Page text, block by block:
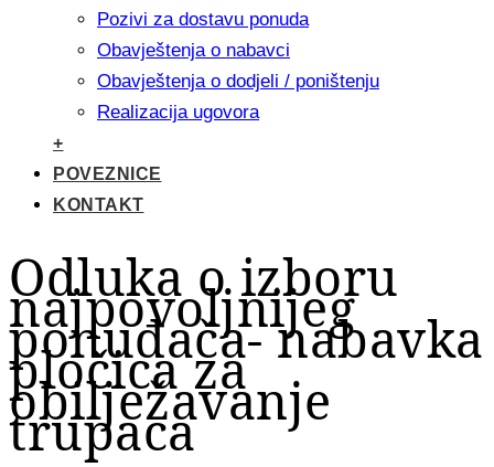
Pozivi za dostavu ponuda
Obavještenja o nabavci
Obavještenja o dodjeli / poništenju
Realizacija ugovora
+
POVEZNICE
KONTAKT
Odluka o izboru
najpovoljnijeg
ponuđača- nabavka
pločica za
obilježavanje
trupaca